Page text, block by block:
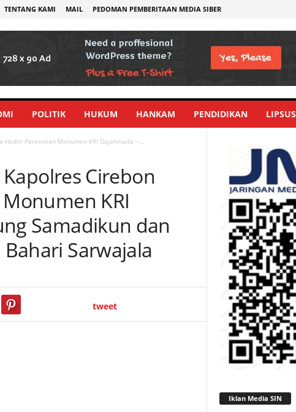
TENTANG KAMI MAIL PEDOMAN PEMBERITAAN MEDIA SIBER
POLITIK HUKUM HANKAM PENDIDIKAN LIPSUS
Hadiri Peresmian Monumen KRI Gajahmada –...
Kapolres Cirebon
KRI
Samadikun dan
Sarwajala
tweet
Iklan Media SIN